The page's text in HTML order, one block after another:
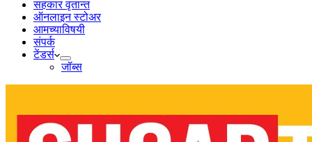
सहकार वृतान्त
ऑनलाइन स्टोअर
आमच्याविषयी
संपर्क
टेंडर्स
जॉब्स